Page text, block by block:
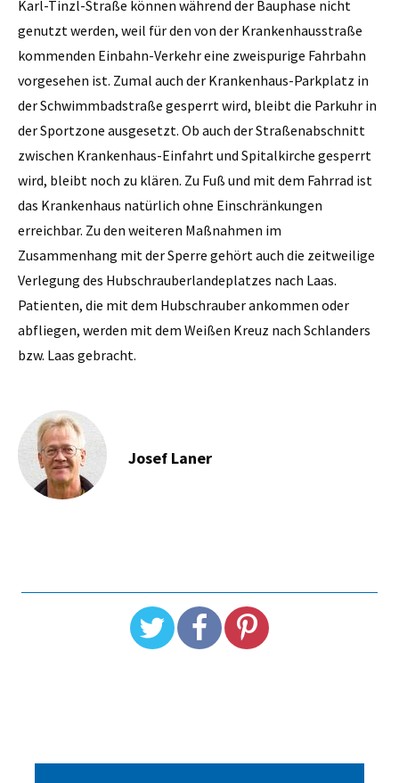
Karl-Tinzl-Straße können während der Bauphase nicht
genutzt werden, weil für den von der Krankenhausstraße
kommenden Einbahn-Verkehr eine zweispurige Fahrbahn
vorgesehen ist. Zumal auch der Krankenhaus-Parkplatz in
der Schwimmbadstraße gesperrt wird, bleibt die Parkuhr in
der Sportzone ausgesetzt. Ob auch der Straßenabschnitt
zwischen Krankenhaus-Einfahrt und Spitalkirche gesperrt
wird, bleibt noch zu klären. Zu Fuß und mit dem Fahrrad ist
das Krankenhaus natürlich ohne Einschränkungen
erreichbar. Zu den weiteren Maßnahmen im
Zusammenhang mit der Sperre gehört auch die zeitweilige
Verlegung des Hubschrauberlandeplatzes nach Laas.
Patienten, die mit dem Hubschrauber ankommen oder
abfliegen, werden mit dem Weißen Kreuz nach Schlanders
bzw. Laas gebracht.
Josef Laner